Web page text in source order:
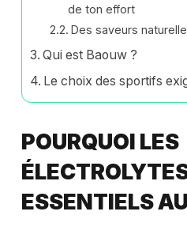
de ton effort
Des saveurs
Qui est Baouw ?
Le choix des sportifs
POURQUOI LES
ESSENTIELS